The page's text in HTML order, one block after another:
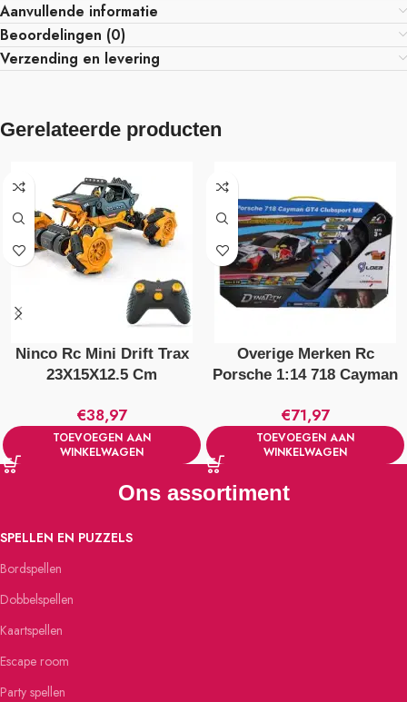
Aanvullende informatie
Beoordelingen (0)
Verzending en levering
Gerelateerde producten
Ninco Rc Mini Drift Trax
23X15X12.5 Cm
€38,97
TOEVOEGEN AAN
WINKELWAGEN
Overige Merken Rc
Porsche 1:14 718 Cayman
€71,97
TOEVOEGEN AAN
WINKELWAGEN
Ons assortiment
SPELLEN EN PUZZELS
Bordspellen
Dobbelspellen
Kaartspellen
Escape room
Party spellen